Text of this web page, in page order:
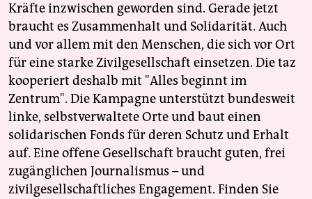
Kräfte inzwischen geworden sind. Gerade jetzt
braucht es Zusammenhalt und Solidarität. Auch
und vor allem mit den Menschen, die sich vor Ort
für eine starke Zivilgesellschaft einsetzen. Die taz
kooperiert deshalb mit "Alles beginnt im
Zentrum". Die Kampagne unterstützt bundesweit
linke, selbstverwaltete Orte und baut einen
solidarischen Fonds für deren Schutz und Erhalt
auf. Eine offene Gesellschaft braucht guten, frei
zugänglichen Journalismus – und
zivilgesellschaftliches Engagement. Finden Sie